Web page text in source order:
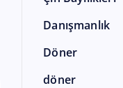
Danışmanlık
Döner
döner